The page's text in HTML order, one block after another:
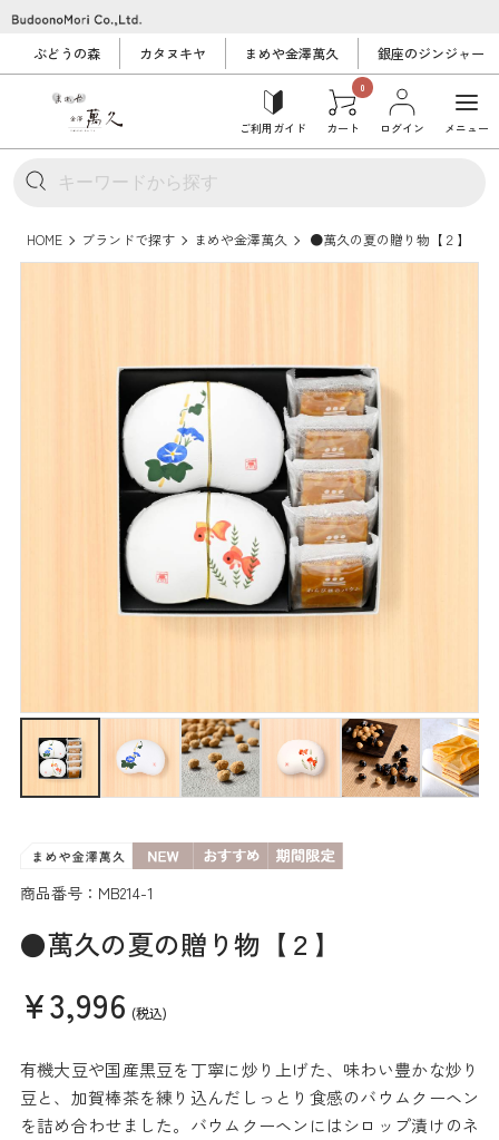
ぶどうの森 カタヌキヤ まめや金澤萬久 銀座のジンジャー
ご利用ガイド
0
カート ログイン メニュー
HOME ブランドで探す まめや金澤萬久 ●萬久の夏の贈り物【２】
商品番号：MB214-1
●萬久の夏の贈り物【２】
¥3,996 (税込)
有機大豆や国産黒豆を丁寧に炒り上げた、味わい豊かな炒り
豆と、加賀棒茶を練り込んだしっとり食感のバウムクーヘン
を詰め合わせました。バウムクーヘンにはシロップ漬けのネ